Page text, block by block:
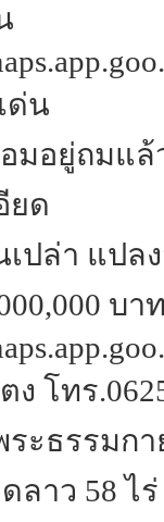
ด่น
มอยู่ถมแล้
ยด
ปล่า แปล
บ
โทร
ระธรรมกา
ลาว 58 ไร่